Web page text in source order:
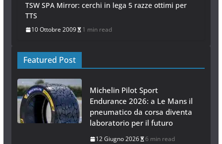
TSW SPA Mirror: cerchi in lega 5 razze ottimi per
TTS
10 Ottobre 2009 1 min read
Featured Post
Michelin Pilot Sport
Endurance 2026: a Le Mans il
pneumatico da corsa diventa
laboratorio per il futuro
12 Giugno 2026 6 min read